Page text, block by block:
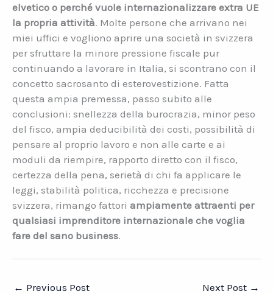
elvetico o perché vuole internazionalizzare extra UE
la propria attività. Molte persone che arrivano nei
miei uffici e vogliono aprire una società in svizzera
per sfruttare la minore pressione fiscale pur
continuando a lavorare in Italia, si scontrano con il
concetto sacrosanto di esterovestizione. Fatta
questa ampia premessa, passo subito alle
conclusioni: snellezza della burocrazia, minor peso
del fisco, ampia deducibilità dei costi, possibilità di
pensare al proprio lavoro e non alle carte e ai
moduli da riempire, rapporto diretto con il fisco,
certezza della pena, serietà di chi fa applicare le
leggi, stabilità politica, ricchezza e precisione
svizzera, rimango fattori ampiamente attraenti per
qualsiasi imprenditore internazionale che voglia
fare del sano business.
← Previous Post Next Post →